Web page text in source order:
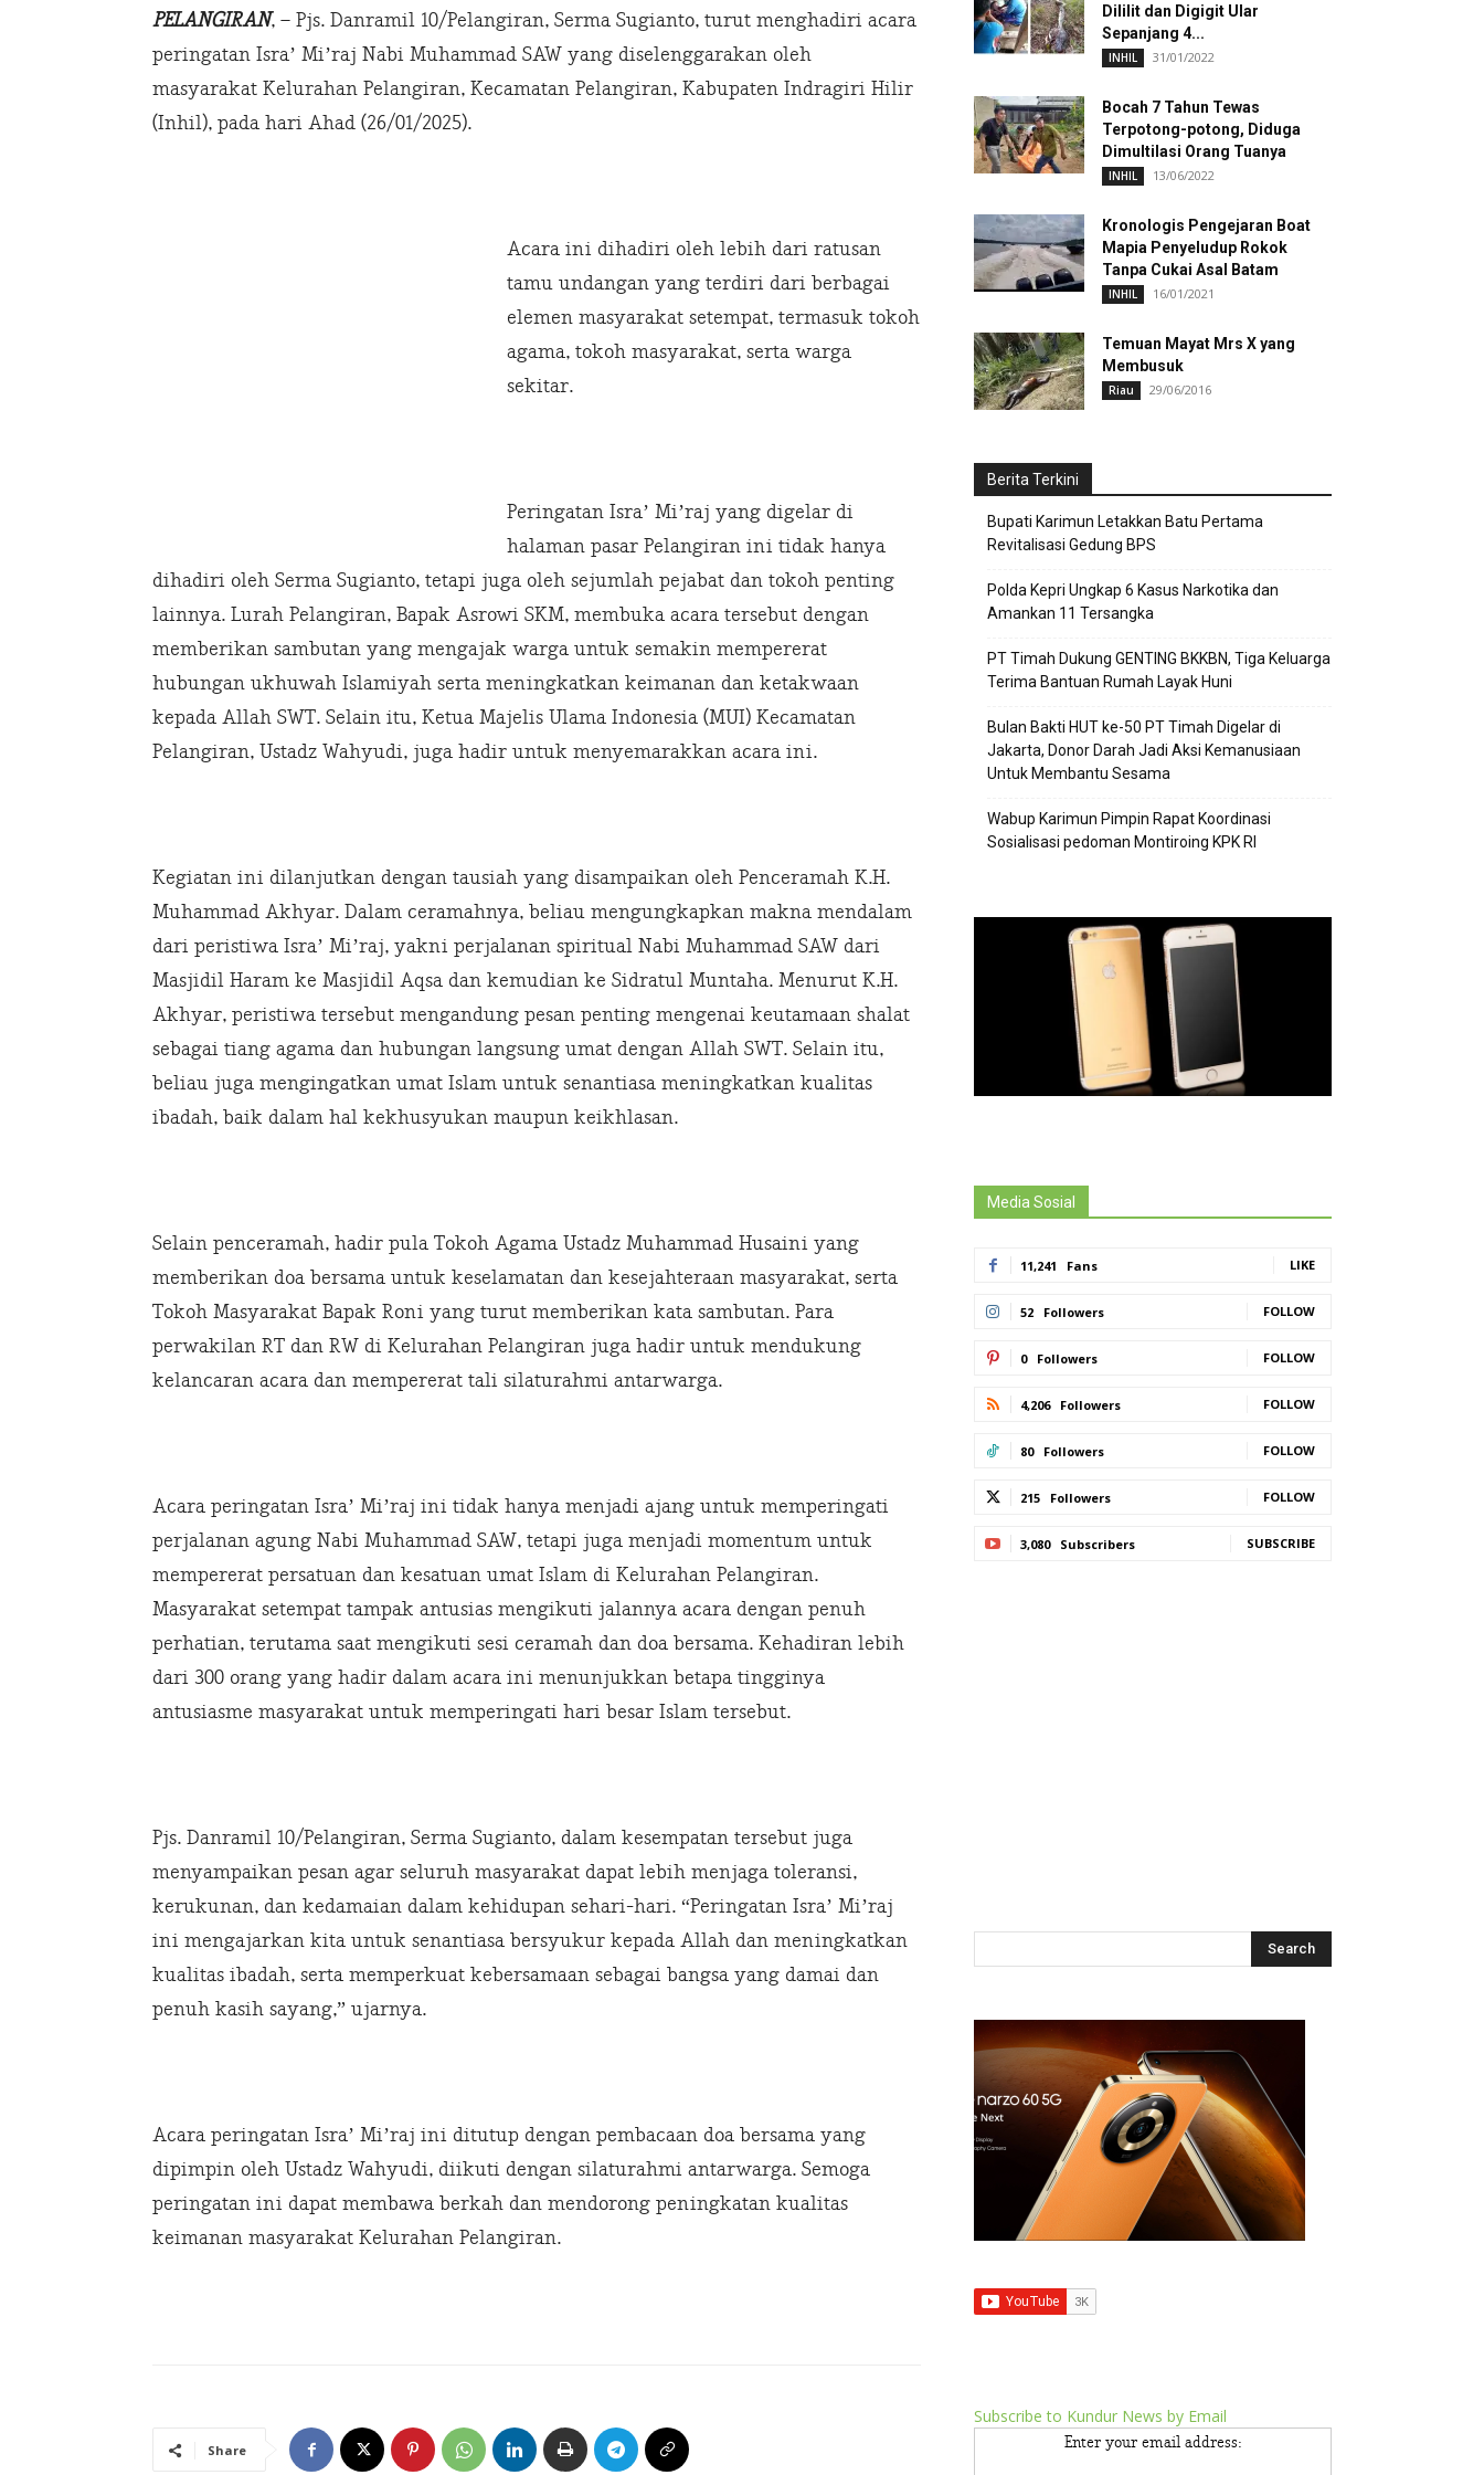
PELANGIRAN, – Pjs. Danramil 10/Pelangiran, Serma Sugianto, turut menghadiri acara
peringatan Isra’ Mi’raj Nabi Muhammad SAW yang diselenggarakan oleh
masyarakat Kelurahan Pelangiran, Kecamatan Pelangiran, Kabupaten Indragiri Hilir
(Inhil), pada hari Ahad (26/01/2025).
Acara ini dihadiri oleh lebih dari ratusan
tamu undangan yang terdiri dari berbagai
elemen masyarakat setempat, termasuk tokoh
agama, tokoh masyarakat, serta warga
sekitar.
Peringatan Isra’ Mi’raj yang digelar di
halaman pasar Pelangiran ini tidak hanya
dihadiri oleh Serma Sugianto, tetapi juga oleh sejumlah pejabat dan tokoh penting
lainnya. Lurah Pelangiran, Bapak Asrowi SKM, membuka acara tersebut dengan
memberikan sambutan yang mengajak warga untuk semakin mempererat
hubungan ukhuwah Islamiyah serta meningkatkan keimanan dan ketakwaan
kepada Allah SWT. Selain itu, Ketua Majelis Ulama Indonesia (MUI) Kecamatan
Pelangiran, Ustadz Wahyudi, juga hadir untuk menyemarakkan acara ini.
Kegiatan ini dilanjutkan dengan tausiah yang disampaikan oleh Penceramah K.H.
Muhammad Akhyar. Dalam ceramahnya, beliau mengungkapkan makna mendalam
dari peristiwa Isra’ Mi’raj, yakni perjalanan spiritual Nabi Muhammad SAW dari
Masjidil Haram ke Masjidil Aqsa dan kemudian ke Sidratul Muntaha. Menurut K.H.
Akhyar, peristiwa tersebut mengandung pesan penting mengenai keutamaan shalat
sebagai tiang agama dan hubungan langsung umat dengan Allah SWT. Selain itu,
beliau juga mengingatkan umat Islam untuk senantiasa meningkatkan kualitas
ibadah, baik dalam hal kekhusyukan maupun keikhlasan.
Selain penceramah, hadir pula Tokoh Agama Ustadz Muhammad Husaini yang
memberikan doa bersama untuk keselamatan dan kesejahteraan masyarakat, serta
Tokoh Masyarakat Bapak Roni yang turut memberikan kata sambutan. Para
perwakilan RT dan RW di Kelurahan Pelangiran juga hadir untuk mendukung
kelancaran acara dan mempererat tali silaturahmi antarwarga.
Acara peringatan Isra’ Mi’raj ini tidak hanya menjadi ajang untuk memperingati
perjalanan agung Nabi Muhammad SAW, tetapi juga menjadi momentum untuk
mempererat persatuan dan kesatuan umat Islam di Kelurahan Pelangiran.
Masyarakat setempat tampak antusias mengikuti jalannya acara dengan penuh
perhatian, terutama saat mengikuti sesi ceramah dan doa bersama. Kehadiran lebih
dari 300 orang yang hadir dalam acara ini menunjukkan betapa tingginya
antusiasme masyarakat untuk memperingati hari besar Islam tersebut.
Pjs. Danramil 10/Pelangiran, Serma Sugianto, dalam kesempatan tersebut juga
menyampaikan pesan agar seluruh masyarakat dapat lebih menjaga toleransi,
kerukunan, dan kedamaian dalam kehidupan sehari-hari. “Peringatan Isra’ Mi’raj
ini mengajarkan kita untuk senantiasa bersyukur kepada Allah dan meningkatkan
kualitas ibadah, serta memperkuat kebersamaan sebagai bangsa yang damai dan
penuh kasih sayang,” ujarnya.
Acara peringatan Isra’ Mi’raj ini ditutup dengan pembacaan doa bersama yang
dipimpin oleh Ustadz Wahyudi, diikuti dengan silaturahmi antarwarga. Semoga
peringatan ini dapat membawa berkah dan mendorong peningkatan kualitas
keimanan masyarakat Kelurahan Pelangiran.
Share
Dililit dan Digigit Ular
Sepanjang 4...
INHIL 31/01/2022
Bocah 7 Tahun Tewas
Terpotong-potong, Diduga
Dimultilasi Orang Tuanya
INHIL 13/06/2022
Kronologis Pengejaran Boat
Mapia Penyeludup Rokok
Tanpa Cukai Asal Batam
INHIL 16/01/2021
Temuan Mayat Mrs X yang
Membusuk
Riau 29/06/2016
Berita Terkini
Bupati Karimun Letakkan Batu Pertama
Revitalisasi Gedung BPS
Polda Kepri Ungkap 6 Kasus Narkotika dan
Amankan 11 Tersangka
PT Timah Dukung GENTING BKKBN, Tiga Keluarga
Terima Bantuan Rumah Layak Huni
Bulan Bakti HUT ke-50 PT Timah Digelar di
Jakarta, Donor Darah Jadi Aksi Kemanusiaan
Untuk Membantu Sesama
Wabup Karimun Pimpin Rapat Koordinasi
Sosialisasi pedoman Montiroing KPK RI
Media Sosial
11,241 Fans LIKE
52 Followers FOLLOW
0 Followers FOLLOW
4,206 Followers FOLLOW
80 Followers FOLLOW
215 Followers FOLLOW
3,080 Subscribers SUBSCRIBE
Subscribe to Kundur News by Email
Enter your email address: